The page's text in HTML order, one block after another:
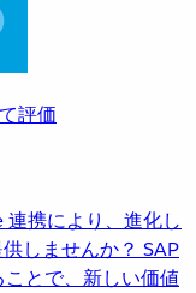
評価
連携により、進化し
しませんか？ SAP
とで、新しい価値